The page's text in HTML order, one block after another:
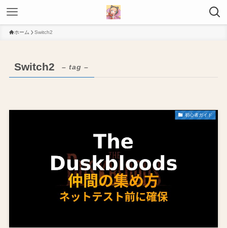
ホーム Switch2
Switch2 – tag –
初心者ガイド